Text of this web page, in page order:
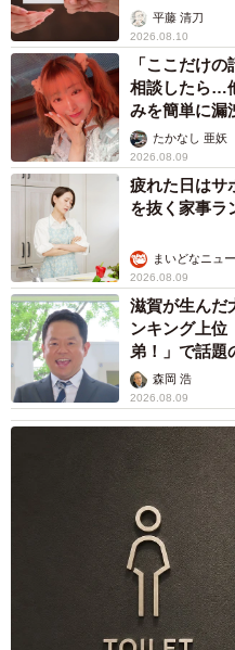
が解説平藤 清刀
2026.08.10
「ここだけ
相談したら…他キ
みを簡単に漏
ャストに取材】
たかなし 亜妖
2026.08.09
疲れた日はサ
を抜く家事
まいどなニュ
2026.08.09
滋賀が生ん
ンキング上
弟！」で話
森岡 浩
2026.08.09